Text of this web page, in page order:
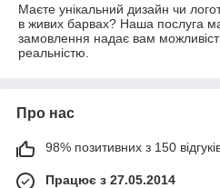
Маєте унікальний дизайн чи
в живих барвах? Наша послуга
замовлення надає вам
реальністю.
Про нас
98% позитивних з 150
Працює з 27.05.2014